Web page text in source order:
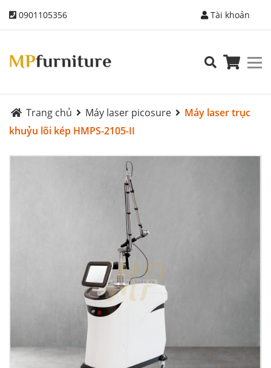
0901105356 Tài khoản
Trang chủ Máy laser picosure
Máy laser trục
khuỷu lõi kép HMPS-2105-II